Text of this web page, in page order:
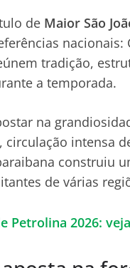
de Maior São
nacionais:
tradição,
a temporada.
na
circulação intensa
construiu
de várias
Petrolina 2026: